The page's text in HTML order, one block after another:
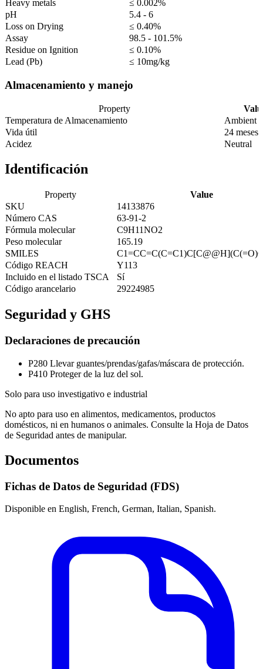
Heavy metals
≤ 0.002%
pH
5.4 - 6
Loss on Drying
≤ 0.40%
Assay
98.5 - 101.5%
Residue on Ignition
≤ 0.10%
Lead (Pb)
≤ 10mg/kg
Almacenamiento y manejo
Property
Temperatura de Almacenamiento
Ambient
Vida útil
24 meses
Acidez
Neutral
Identificación
Property
Value
SKU
14133876
Número CAS
63-91-2
Fórmula molecular
C9H11NO2
Peso molecular
165.19
SMILES
Código REACH
Y113
Incluido en el listado TSCA
Sí
Código arancelario
29224985
Seguridad y GHS
Declaraciones de precaución
P280 Llevar guantes/prendas/gafas/máscara de protección.
P410 Proteger de la luz del sol.
Solo para uso investigativo e industrial
No apto para uso en alimentos, medicamentos, productos
domésticos, ni en humanos o animales. Consulte la Hoja de Datos
de Seguridad antes de manipular.
Documentos
Fichas de Datos de Seguridad (FDS)
Disponible en English, French, German, Italian, Spanish.